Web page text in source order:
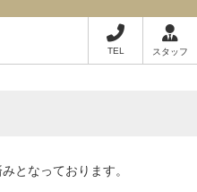
TEL スタッフ
となっております。